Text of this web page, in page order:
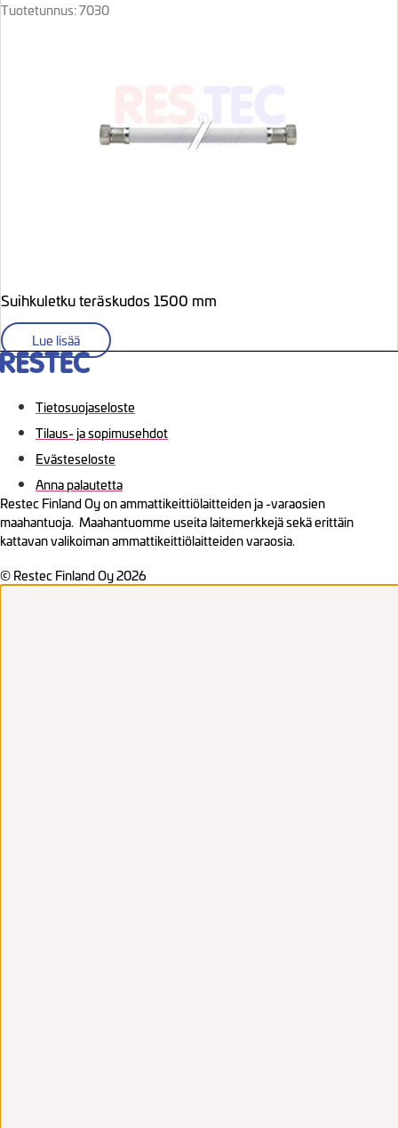
Tuotetunnus: 7030
Suihkuletku teräskudos 1500 mm
Lue lisää
Tietosuojaseloste
Tilaus- ja sopimusehdot
Evästeseloste
Anna palautetta
Restec Finland Oy on ammattikeittiölaitteiden ja -varaosien
maahantuoja. Maahantuomme useita laitemerkkejä sekä erittäin
kattavan valikoiman ammattikeittiölaitteiden varaosia.
© Restec Finland Oy 2026